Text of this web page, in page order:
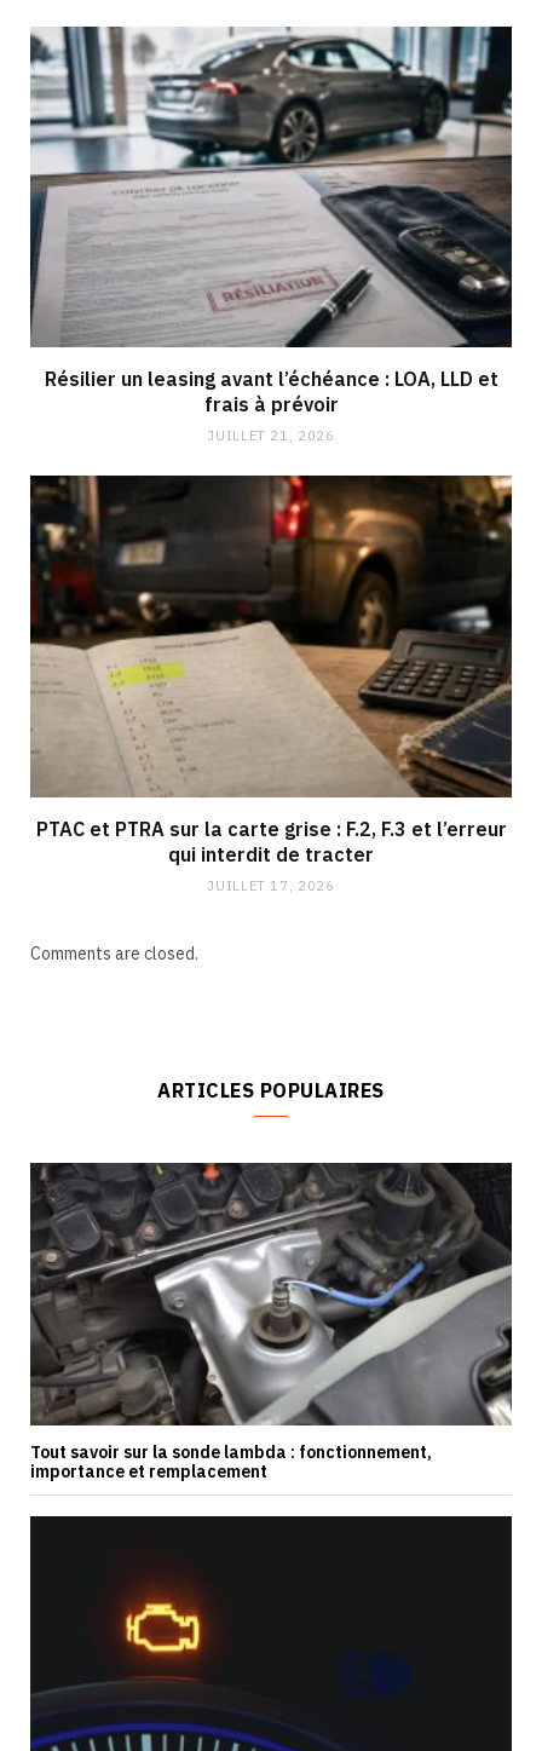
Résilier un leasing avant l’échéance : LOA, LLD et
frais à prévoir
JUILLET 21, 2026
PTAC et PTRA sur la carte grise : F.2, F.3 et l’erreur
qui interdit de tracter
JUILLET 17, 2026
Comments are closed.
ARTICLES POPULAIRES
Tout savoir sur la sonde lambda : fonctionnement,
importance et remplacement